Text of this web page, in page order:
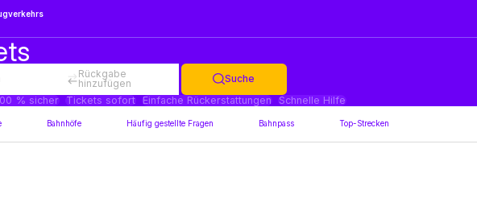
Rückgabe
hinzufügen
Suche
% sicher Tickets sofort Einfache Rückerstattungen Schnelle Hilfe
Bahnhöfe Häufig gestellte Fragen Bahnpass Top-Strecken